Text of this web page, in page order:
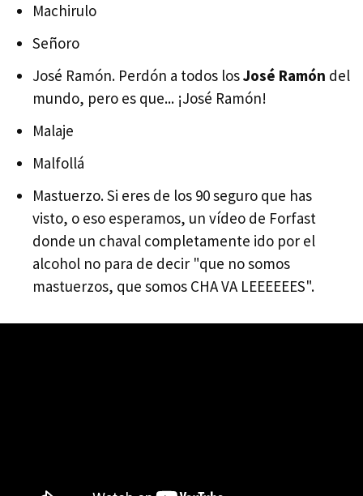
Machirulo
Señoro
José Ramón. Perdón a todos losJosé Ramón del
mundo, pero es que... ¡José Ramón!
Malaje
Malfollá
Mastuerzo. Si eres de los 90 seguro que has
visto, o eso esperamos, un vídeo de Forfast
donde un chaval completamente ido por el
alcohol no para de decir "que no somos
mastuerzos, que somos CHA VA LEEEEEES".